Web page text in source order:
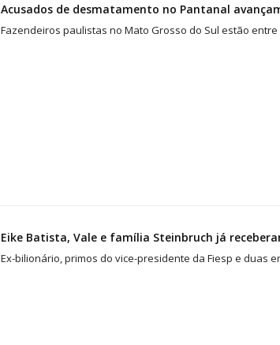
Acusados de desmatamento no Pantanal
Fazendeiros paulistas no Mato Grosso do Sul estão
Eike Batista, Vale e família Steinbruch já
Ex-bilionário, primos do vice-presidente da Fiesp e duas